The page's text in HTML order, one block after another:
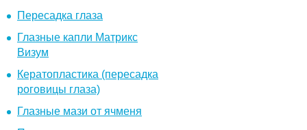
Пересадка глаза
Глазные капли Матрикс
Визум
Кератопластика (пересадка
роговицы глаза)
Глазные мази от ячменя